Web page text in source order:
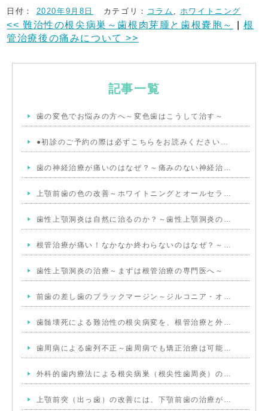
日付： 2020年9月8日 カテゴリ： コラム , ホワイトニング
<< 難治性の根尖病巣～歯根肉芽腫と歯根嚢胞～
根
管治療後の痛みについて>>
記事一覧
歯の変色でお悩みの方へ～変色歯はこうして治す～
●初診のご予約の際は必ずこちらをお読みください…
歯の神経治療が痛いのはなぜ？～痛みのない神経治…
上顎前歯の色の改善～ホワイトニングとオールセラ…
歯性上顎洞炎は自然に治るのか？～歯性上顎洞炎の…
根管治療が痛い！なかなか終わらないのはなぜ？～…
歯性上顎洞炎の治療～まずは根管治療の専門医へ～
前歯の差し歯のブラックマージン～ジルコニア・オ…
歯髄壊死による難治性の根尖病変を、根管治療と外…
歯周病による歯列不正～歯周病でも矯正治療は可能…
外科的歯内療法による根尖病巣（根尖性歯周炎）の…
上顎前突（出っ歯）の改善には、下顎前歯の治療が…